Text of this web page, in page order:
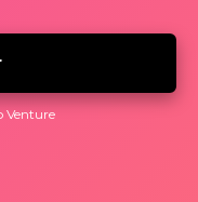
Venture